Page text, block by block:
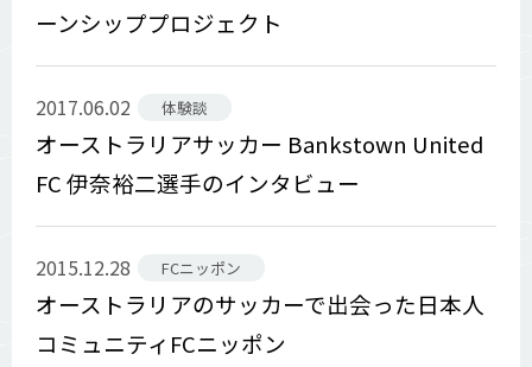
ーンシッププロジェクト
2017.06.02 体験談
オーストラリアサッカー Bankstown United
FC 伊奈裕二選手のインタビュー
2015.12.28 FCニッポン
オーストラリアのサッカーで出会った日本人
コミュニティFCニッポン